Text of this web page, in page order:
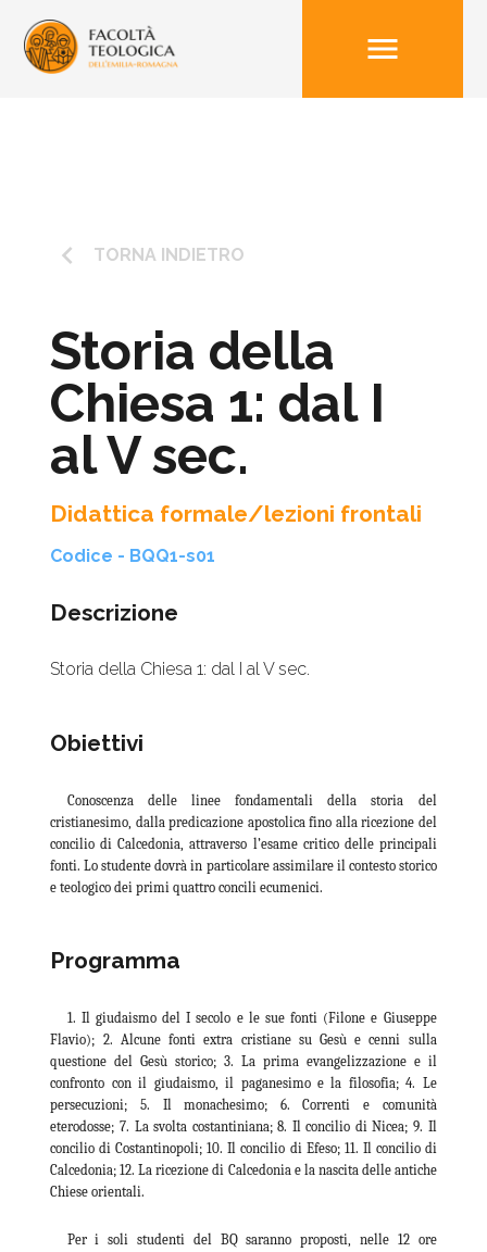
menu
keyboard_arrow_left TORNA INDIETRO
Storia della
Chiesa 1: dal I
al V sec.
Didattica formale/lezioni frontali
Codice - BQQ1-s01
Descrizione
Storia della Chiesa 1: dal I al V sec.
Obiettivi
Conoscenza delle linee fondamentali della storia del
cristianesimo, dalla predicazione apostolica fino alla ricezione del
concilio di Calcedonia, attraverso l’esame critico delle principali
fonti. Lo studente dovrà in particolare assimilare il contesto storico
e teologico dei primi quattro concili ecumenici.
Programma
1. Il giudaismo del I secolo e le sue fonti (Filone e Giuseppe
Flavio); 2. Alcune fonti extra cristiane su Gesù e cenni sulla
questione del Gesù storico; 3. La prima evangelizzazione e il
confronto con il giudaismo, il paganesimo e la filosofia; 4. Le
persecuzioni; 5. Il monachesimo; 6. Correnti e comunità
eterodosse; 7. La svolta costantiniana; 8. Il concilio di Nicea; 9. Il
concilio di Costantinopoli; 10. Il concilio di Efeso; 11. Il concilio di
Calcedonia; 12. La ricezione di Calcedonia e la nascita delle antiche
Chiese orientali.
Per i soli studenti del BQ saranno proposti, nelle 12 ore